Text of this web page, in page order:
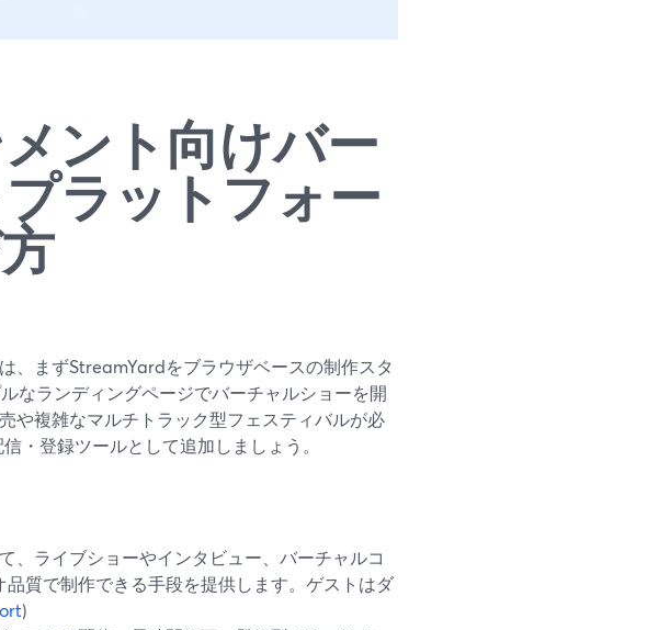
ント向けバー
ラットフォー
、まずStreamYardをブラウザベースの制作スタ
なランディングページでバーチャルショーを開
や複雑なマルチトラック型フェスティバルが必
・登録ツールとして追加しましょう。
、ライブショーやインタビュー、バーチャルコ
質で制作できる手段を提供します。ゲストはダ
)